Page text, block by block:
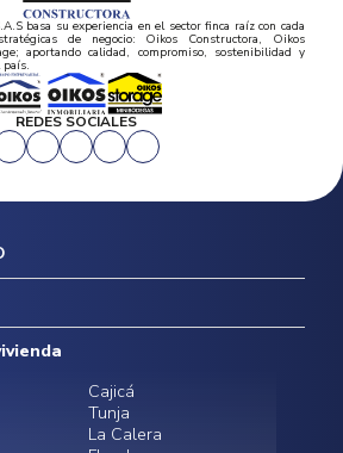
basa su experiencia en el sector finca raíz con cada
de negocio: Oikos Constructora, Oikos
aportando calidad, compromiso, sostenibilidad y
país.
REDES SOCIALES
Cajicá
Tunja
La Calera